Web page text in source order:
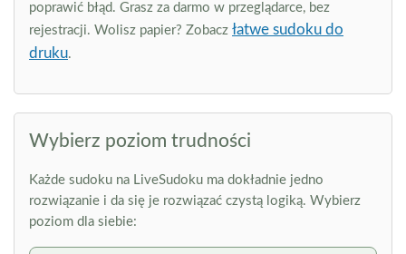
poprawić błąd. Grasz za darmo w przeglądarce, bez
rejestracji. Wolisz papier? Zobacz łatwe sudoku do
druku.
Wybierz poziom trudności
Każde sudoku na LiveSudoku ma dokładnie jedno
rozwiązanie i da się je rozwiązać czystą logiką. Wybierz
poziom dla siebie: